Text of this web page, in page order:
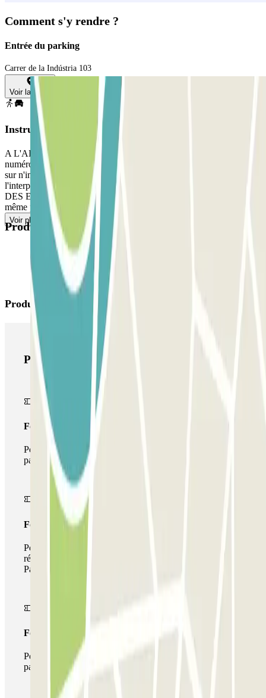
Comment s'y rendre ?
Entrée du parking
Carrer de la Indústria 103
Voir la carte
Instructions
A L'ARRIVEE : Appelez l'interphone et communiquez votre
numéro de réservation Parclick pour ouvrir la barrière et vous garer
sur n'importe quelle place libre. À LA SORTIE : appelez
l'interphone pour pouvoir sortir. SI VOTRE PASSAGE PERMET
DES ENTRÉES ET DES SORTIES ILLIMITÉES : Suivez la
même procédure.
Voir plus
Produits disponibles
Produits Parclick
Produits Parclick
Forfait Simple
Pendant votre séjour, vous ne pourrez entrer et sortir du
parking qu'une seule fois
Forfait de stationnement multiple
Pendant votre séjour, vous pouvez utiliser l'ensemble du
réseau de parkings de cet opérateur disponible sur
Parclick.
Forfait illimité
Pendant votre séjour, vous pouvez entrer et sortir du
parking aussi souvent que vous le souhaitez.